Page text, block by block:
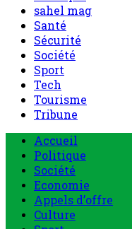
sahel mag
Santé
Sécurité
Société
Sport
Tech
Tourisme
Tribune
Accueil
Politique
Société
Economie
Appels d’offre
Culture